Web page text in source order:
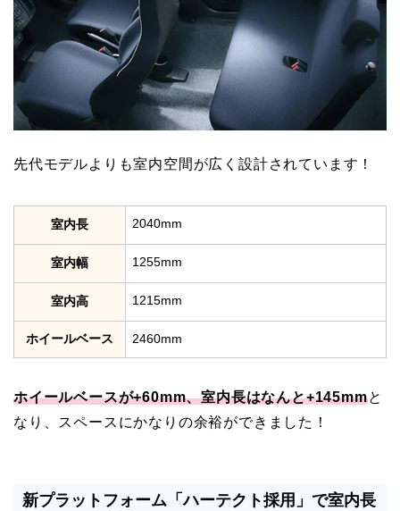
先代モデルよりも室内空間が広く設計されています！
室内長 2040mm
室内幅 1255mm
室内高 1215mm
ホイールベース 2460mm
ホイールベースが+60mm、室内長はなんと+145mmと
なり、スペースにかなりの余裕ができました！
新プラットフォーム「ハーテクト採用」で室内長